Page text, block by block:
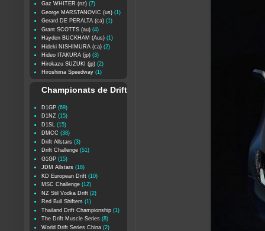
Gaz WHITER (nz) (7)
George MARSTANOVIC (us) (1)
Gerard DE PERALTA (ca) (1)
Grant SCOTTS (au) (4)
Hayden BUCKHAM (Aus) (1)
Hideki NISHIMURA (ca) (2)
Hideo ITAKURA (jp) (3)
Hirokazu SUZUKI (jp) (2)
Hiroshima Speedway (1)
Championats de Drift
D1GP (69)
D1NZ (15)
D1SL
(15)
DMCC (38)
Drift Allstars (3)
Drift Challenge (51)
G1GP (15)
JDM Allstars (18)
KD European Drift (10)
MSC Challenge (12)
NZ Stil Vodka Drift (2)
Red Bull Shifters (1)
Thailand Drift Championship (1)
The Drift Muscle Series (8)
World Drift Series China (2)